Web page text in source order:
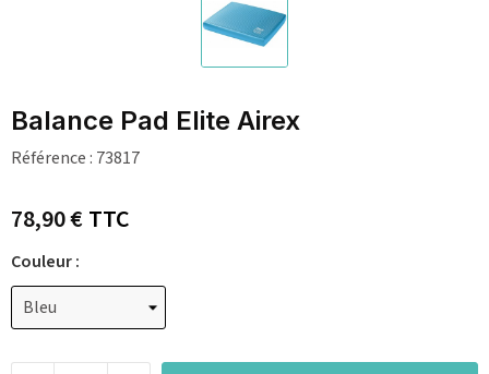
Balance Pad Elite Airex
Référence : 73817
78,90 €TTC
Couleur :